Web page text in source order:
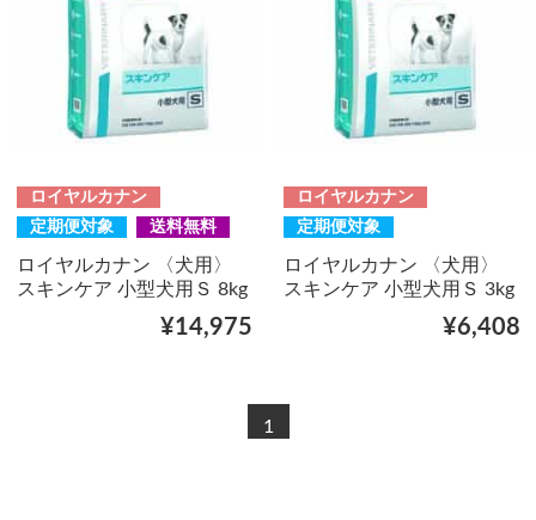
ロイヤルカナン
定期便対象
送料無料
ロイヤルカナン 〈犬用〉
スキンケア 小型犬用Ｓ 8kg
¥14,975
ロイヤルカナン
定期便対象
ロイヤルカナン 〈犬用〉
スキンケア 小型犬用Ｓ 3kg
¥6,408
1